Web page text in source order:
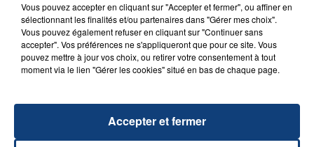
Sucker
JONAS BROTHERS
RADIO CONTACT
Vous pouvez accepter en cliquant sur "Accepter et fermer", ou affiner en
sélectionnant les finalités et/ou partenaires dans "Gérer mes choix".
Vous pouvez également refuser en cliquant sur "Continuer sans
accepter". Vos préférences ne s'appliqueront que pour ce site. Vous
pouvez mettre à jour vos choix, ou retirer votre consentement à tout
moment via le lien "Gérer les cookies" situé en bas de chaque page.
Accepter et fermer